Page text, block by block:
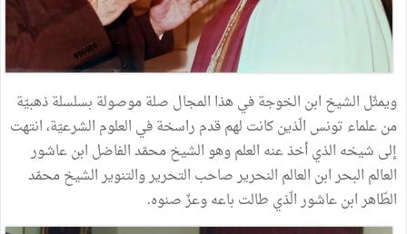
ويمثّل الشيخ ابن الخوجة في هذا المجال صلة موصولة بسلسلة ذهبيّة
من علماء تونس الّذين كانت لهم قدم راسخة في العلوم الشرعيّة، انتهت
إلى شيخه الذي أخذ عنه العلم وهو الشيخ محمّد الفاضل ابن عاشور
العالم البحر ابن العالم النحرير صاحب التحرير والتنوير الشيخ محمّد
الطّاهر ابن عاشور الّذي طالت باعه وعزّ صنوه.